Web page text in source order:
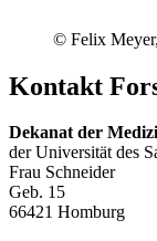
© Felix
Kontakt
Dekanat der
der Universität des
Frau Schneider
Geb. 15
66421 Homburg